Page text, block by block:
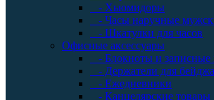
- Хьюмидоры
- Часы наручные
- Шкатулки для часов
Офисные аксессуары
- Блокноты и
- Держатели для бейджа
- Ежедневники
- Канцелярские товары